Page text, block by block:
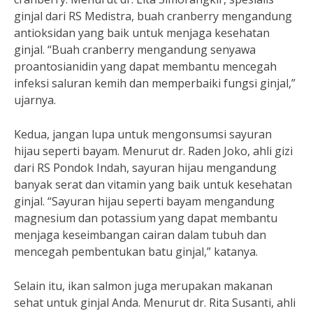
ginjal dari RS Medistra, buah cranberry mengandung
antioksidan yang baik untuk menjaga kesehatan
ginjal. “Buah cranberry mengandung senyawa
proantosianidin yang dapat membantu mencegah
infeksi saluran kemih dan memperbaiki fungsi ginjal,”
ujarnya.
Kedua, jangan lupa untuk mengonsumsi sayuran
hijau seperti bayam. Menurut dr. Raden Joko, ahli gizi
dari RS Pondok Indah, sayuran hijau mengandung
banyak serat dan vitamin yang baik untuk kesehatan
ginjal. “Sayuran hijau seperti bayam mengandung
magnesium dan potassium yang dapat membantu
menjaga keseimbangan cairan dalam tubuh dan
mencegah pembentukan batu ginjal,” katanya.
Selain itu, ikan salmon juga merupakan makanan
sehat untuk ginjal Anda. Menurut dr. Rita Susanti, ahli